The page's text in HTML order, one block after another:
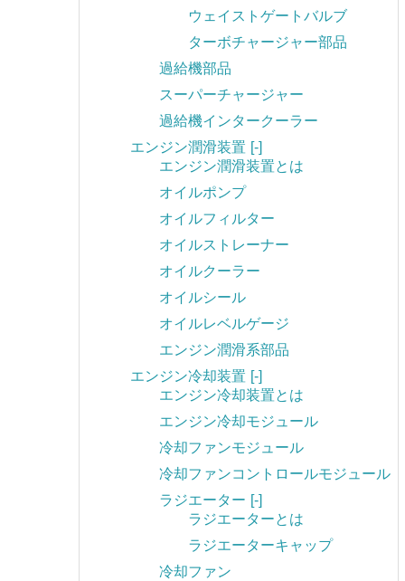
ウェイストゲートバルブ
ターボチャージャー部品
過給機部品
スーパーチャージャー
過給機インタークーラー
エンジン潤滑装置 [-]
エンジン潤滑装置とは
オイルポンプ
オイルフィルター
オイルストレーナー
オイルクーラー
オイルシール
オイルレベルゲージ
エンジン潤滑系部品
エンジン冷却装置 [-]
エンジン冷却装置とは
エンジン冷却モジュール
冷却ファンモジュール
冷却ファンコントロールモジュール
ラジエーター [-]
ラジエーターとは
ラジエーターキャップ
冷却ファン